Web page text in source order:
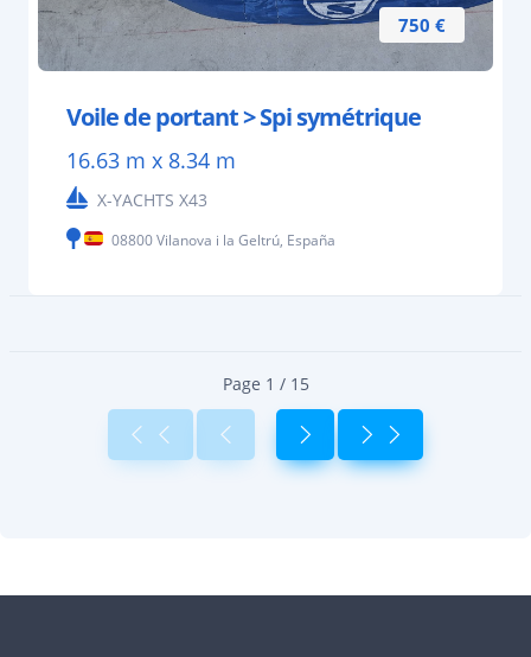
750 €
Voile de portant > Spi symétrique
16.63 m x 8.34 m
X-YACHTS X43
08800 Vilanova i la Geltrú, España
Page 1 / 15